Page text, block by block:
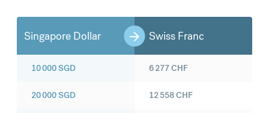
Singapore Dollar Swiss Franc
10 000SGD
20 000SGD
6 277CHF
12 558CHF